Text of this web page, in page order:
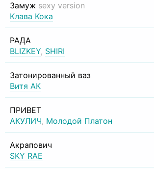
Замуж sexy version
Клава Кока
РАДА
BLIZKEY, SHIRI
Затонированный ваз
Витя АК
ПРИВЕТ
АКУЛИЧ, Молодой Платон
Акрапович
SKY RAE